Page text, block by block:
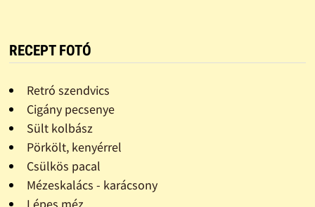
RECEPT FOTÓ
Retró szendvics
Cigány pecsenye
Sült kolbász
Pörkölt, kenyérrel
Csülkös pacal
Mézeskalács - karácsony
Lépes méz